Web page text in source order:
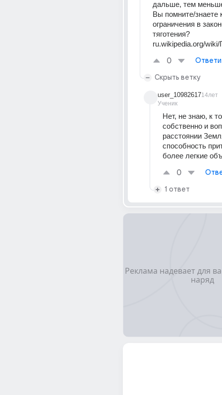
дальше, тем
Вы помните/знаете
ограничения в
тяготения?
ru.wikipedia.org/wiki/
0
Скрыть ветку
user_10982617
Ученик
14лет
Нет, не знаю, к
собственно и
расстоянии
способность
более легкие
0
1 ответ